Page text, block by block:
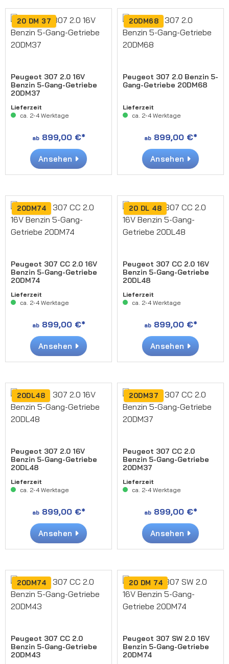
20 DM 37
Peugeot 307 2.0 16V
Benzin 5-Gang-Getriebe
20DM37
Lieferzeit
ca. 2-4 Werktage
ab899,00 €*
Ansehen
20DM68
Peugeot 307 2.0 Benzin 5-
Gang-Getriebe 20DM68
Lieferzeit
ca. 2-4 Werktage
ab899,00 €*
Ansehen
20DM74
Peugeot 307 CC 2.0 16V
Benzin 5-Gang-Getriebe
20DM74
Lieferzeit
ca. 2-4 Werktage
ab899,00 €*
Ansehen
20 DL 48
Peugeot 307 CC 2.0 16V
Benzin 5-Gang-Getriebe
20DL48
Lieferzeit
ca. 2-4 Werktage
ab899,00 €*
Ansehen
20DL48
Peugeot 307 2.0 16V
Benzin 5-Gang-Getriebe
20DL48
Lieferzeit
ca. 2-4 Werktage
ab899,00 €*
Ansehen
20DM37
Peugeot 307 CC 2.0
Benzin 5-Gang-Getriebe
20DM37
Lieferzeit
ca. 2-4 Werktage
ab899,00 €*
Ansehen
20DM74
Peugeot 307 CC 2.0
Benzin 5-Gang-Getriebe
20DM43
20 DM 74
Peugeot 307 SW 2.0 16V
Benzin 5-Gang-Getriebe
20DM74